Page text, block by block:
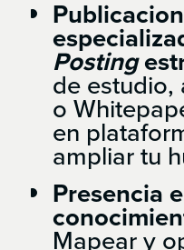
Posting
de estudio,
o
en
ampliar tu
Presencia
Mapear y